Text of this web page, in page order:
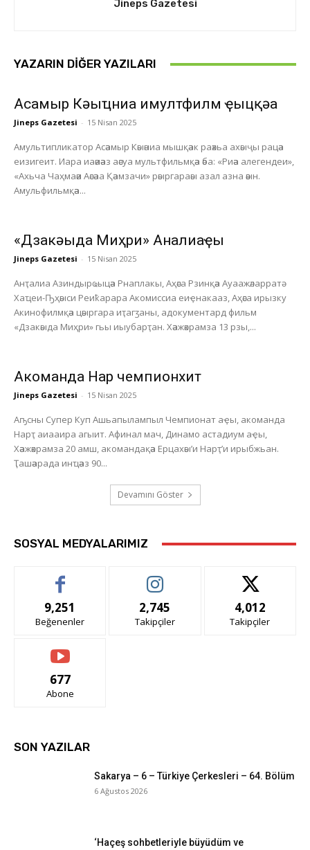
Jineps Gazetesi
YAZARIN DIĞER YAZILARI
Асҭамыр Кәыҵниа имултфилм ҿыцқәа
Jineps Gazetesi - 15 Nisan 2025
Амультипликатор Асәамыр Кәыәниа мышқәак раәхьа ахәыҷы рацәа
еизигеит. Иара иаәиәаз аәсуа мультфильмқәа әба: «Риәа алегендеи»,
«Ахьча Чаҳмаәи Аәсәаа Қәамзачи» рәыргараәы азал азна әәын.
Амульфильмқәа...
«Дзакәыда Миҳри» Анҭалиаҿы
Jineps Gazetesi - 15 Nisan 2025
Анҭалиа Азиндырҩыцәа Рнаплакы, Аҳәса Рзинқәа Ауаажәларратә
Хаҵеи-Ҧҳәыси Реиҟарара Акомиссиа еиҿнакааз, Аҳәса ирызку
Акинофилмқәа цәыргара иҭагӡаны, адокументард фильм
«Дзакәыда Миҳри» гьы иыубарҭан. Хәажәкрамза 13 рзы,...
Акоманда Нарҭ чемпионхит
Jineps Gazetesi - 15 Nisan 2025
Аҧсны Супер Куп Ашьапылампыл Чемпионат аҿы, акоманда
Нарҭ аиааира агыит. Афинал мач, Динамо астадиум аҿы,
Хәажәкрамза 20 амш, акомандақәа Ерцахәы’и Нарҭ’и ирыбжьан.
Ҭашәарада инҵәаз 90...
Devamını Göster
SOSYAL MEDYALARIMIZ
9,251
Beğenenler
2,745
Takipçiler
4,012
Takipçiler
677
Abone
SON YAZILAR
Sakarya – 6 – Türkiye Çerkesleri – 64. Bölüm
6 Ağustos 2026
‘Haçeş sohbetleriyle büyüdüm ve